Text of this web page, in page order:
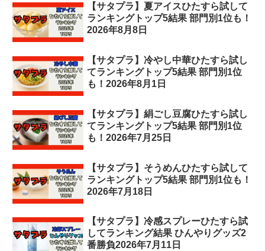
【サタプラ】夏アイスひたすら試して
ランキングトップ5結果 部門別1位も！
2026年8月8日
【サタプラ】冷やし中華ひたすら試し
てランキングトップ5結果 部門別1位
も！2026年8月1日
【サタプラ】絹ごし豆腐ひたすら試し
てランキングトップ5結果 部門別1位
も！2026年7月25日
【サタプラ】そうめんひたすら試して
ランキングトップ5結果 部門別1位も！
2026年7月18日
【サタプラ】冷感スプレーひたすら試
してランキング結果 ひんやりグッズ2
番勝負2026年7月11日